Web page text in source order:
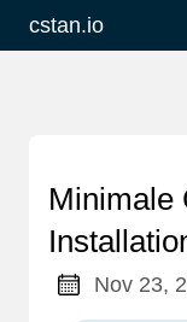
cstan.io
Minimale
Nov 23,